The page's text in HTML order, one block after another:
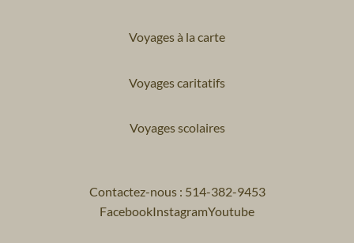
Voyages à la carte
Voyages caritatifs
Voyages scolaires
Contactez-nous : 514-382-9453
FacebookInstagramYoutube